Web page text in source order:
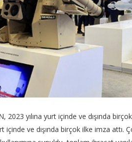
yılına yurt içinde ve dışında birçok
ve dışında birçok ilke imza attı.